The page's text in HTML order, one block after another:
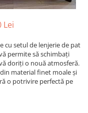
Lei
cu setul de lenjerie de pat
permite să schimbați
doriți o nouă atmosferă.
material finet moale și
o potrivire perfectă pe